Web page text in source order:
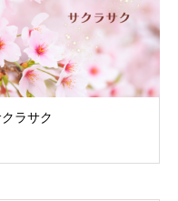
ラサク